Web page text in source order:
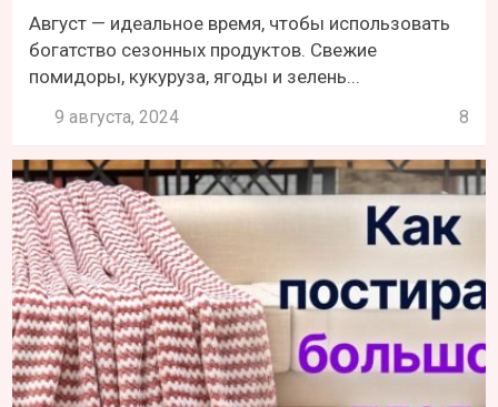
Август — идеальное время, чтобы использовать
богатство сезонных продуктов. Свежие
помидоры, кукуруза, ягоды и зелень...
9 августа, 2024 8